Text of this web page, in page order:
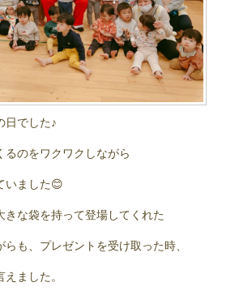
日でした♪
るのをワクワクしながら
いました😊
きな袋を持って登場してくれた
も、プレゼントを受け取った時、
ました。